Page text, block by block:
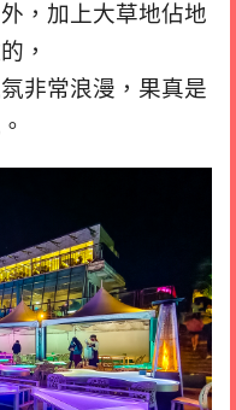
，加上大草地佔地
，
非常浪漫，果真是